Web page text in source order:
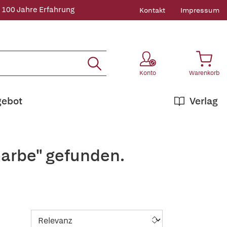
100 Jahre Erfahrung Kontakt Impressum
Konto Warenkorb
Verlag
gefunden.